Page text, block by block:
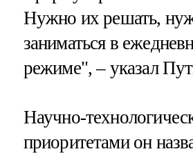
Нужно их решать,
заниматься в
режиме", – указал
Научно-
приоритетами он